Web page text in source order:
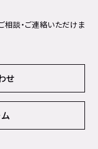
相談・ご連絡いただけま
せ